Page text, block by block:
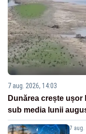
7 aug. 2026, 14:03
Dunărea crește ușor
sub media lunii
7 aug.